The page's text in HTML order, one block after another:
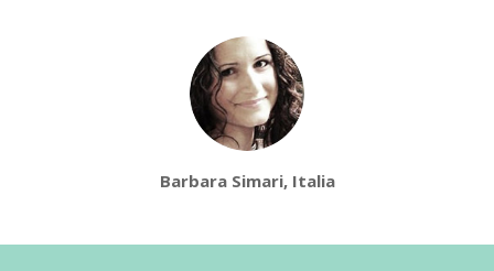
Barbara Simari, Italia